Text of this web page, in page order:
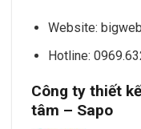
Website:
Hotline:
Công ty thiết
tâm – Sapo